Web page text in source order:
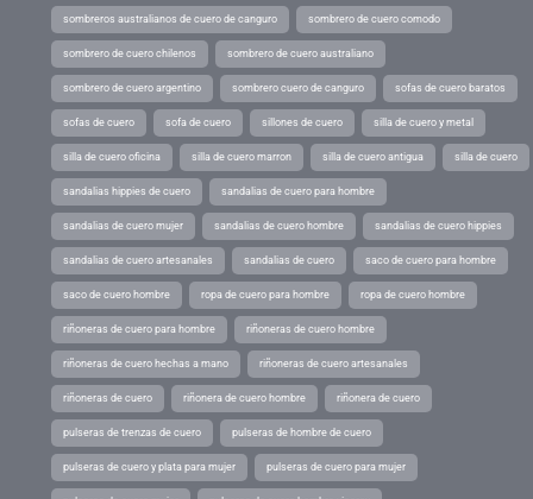
sombreros australianos de cuero de canguro sombrero de cuero comodo
sombrero de cuero chilenos sombrero de cuero australiano
sombrero de cuero argentino sombrero cuero de canguro sofas de cuero baratos
sofas de cuero sofa de cuero sillones de cuero silla de cuero y metal
silla de cuero oficina silla de cuero marron silla de cuero antigua silla de cuero
sandalias hippies de cuero sandalias de cuero para hombre
sandalias de cuero mujer sandalias de cuero hombre sandalias de cuero hippies
sandalias de cuero artesanales sandalias de cuero saco de cuero para hombre
saco de cuero hombre ropa de cuero para hombre ropa de cuero hombre
riñoneras de cuero para hombre riñoneras de cuero hombre
riñoneras de cuero hechas a mano riñoneras de cuero artesanales
riñoneras de cuero riñonera de cuero hombre riñonera de cuero
pulseras de trenzas de cuero pulseras de hombre de cuero
pulseras de cuero y plata para mujer pulseras de cuero para mujer